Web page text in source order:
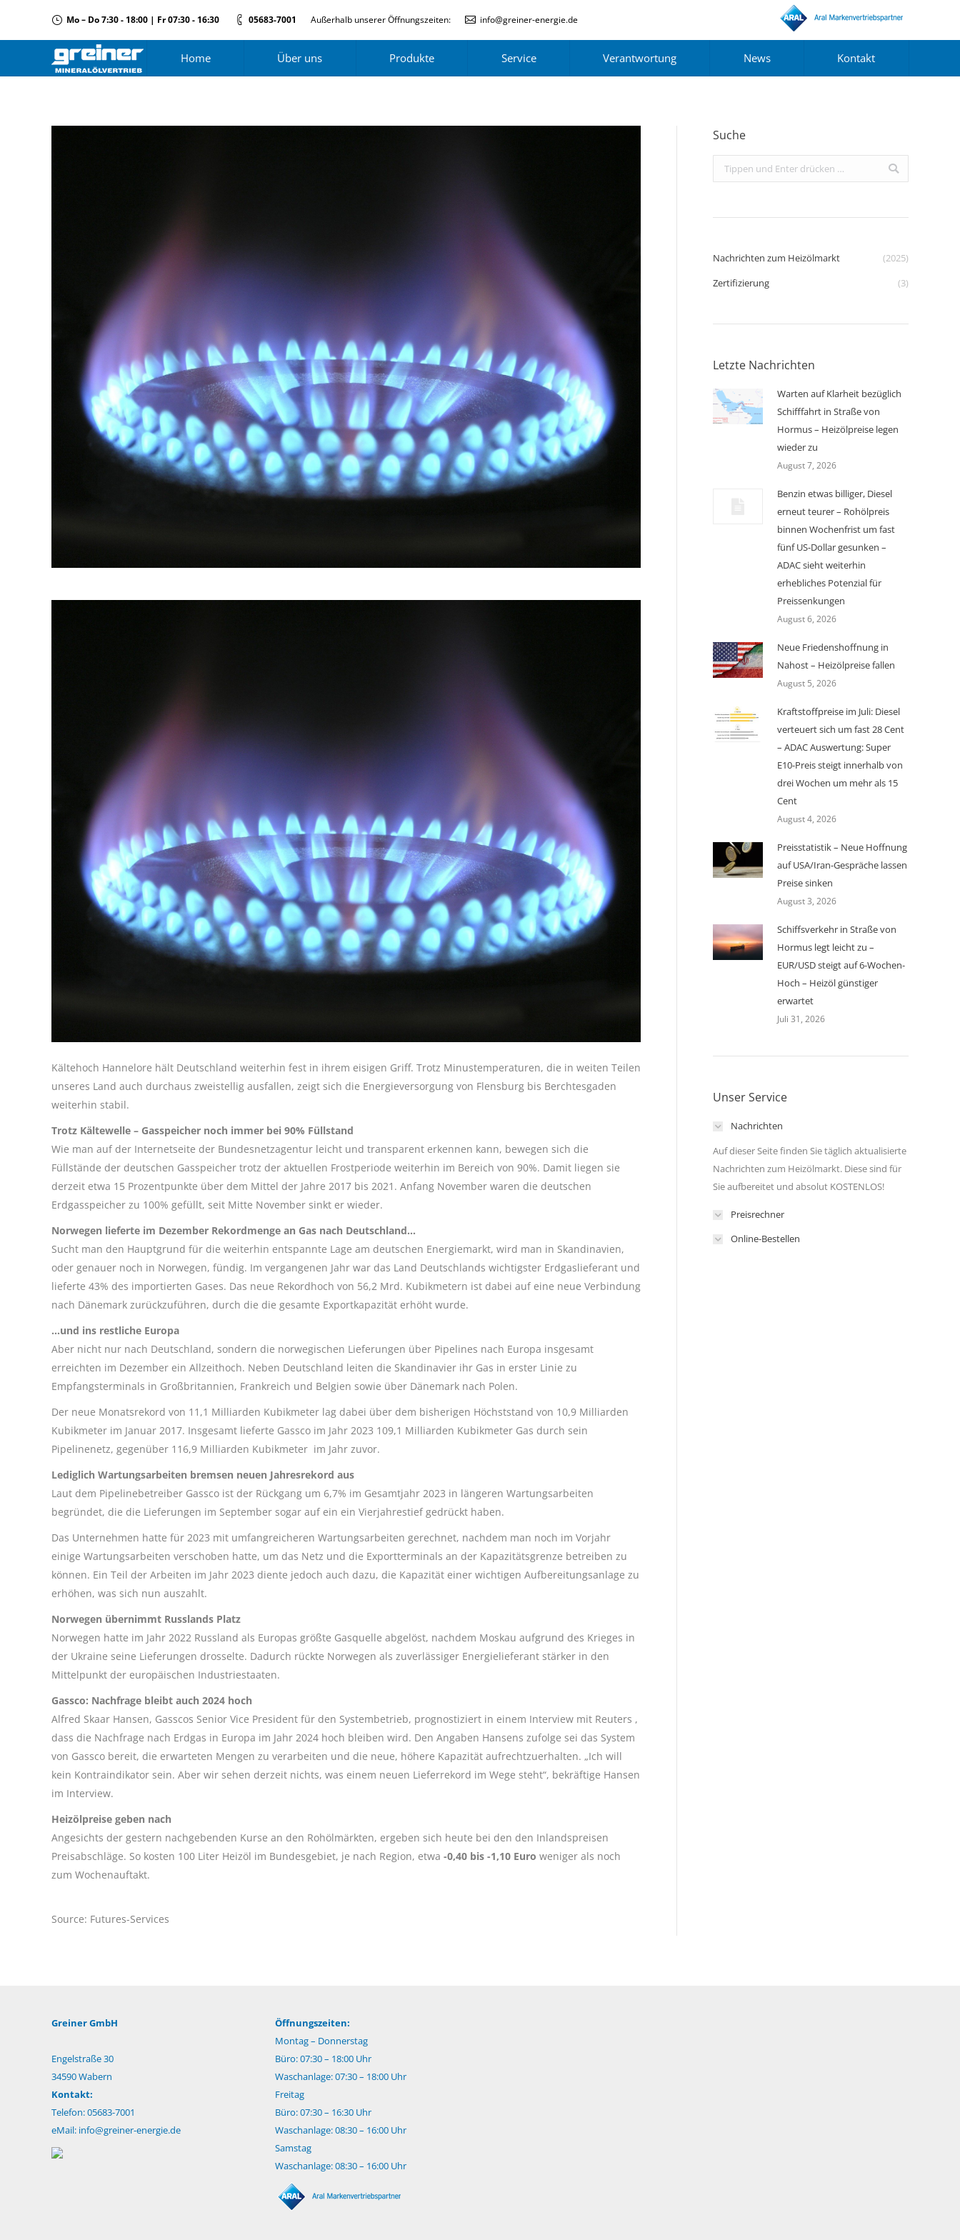
Mo – Do 7:30 - 18:00 | Fr 07:30 - 16:30 05683-7001 Außerhalb unserer Öffnungszeiten: info@greiner-energie.de
Home Über uns Produkte Service Verantwortung News Kontakt
Kältehoch Hannelore hält Deutschland weiterhin fest in ihrem eisigen Griff. Trotz Minustemperaturen, die in weiten Teilen
unseres Land auch durchaus zweistellig ausfallen, zeigt sich die Energieversorgung von Flensburg bis Berchtesgaden
weiterhin stabil.
Trotz Kältewelle – Gasspeicher noch immer bei 90% Füllstand
Wie man auf der Internetseite der Bundesnetzagentur leicht und transparent erkennen kann, bewegen sich die
Füllstände der deutschen Gasspeicher trotz der aktuellen Frostperiode weiterhin im Bereich von 90%. Damit liegen sie
derzeit etwa 15 Prozentpunkte über dem Mittel der Jahre 2017 bis 2021. Anfang November waren die deutschen
Erdgasspeicher zu 100% gefüllt, seit Mitte November sinkt er wieder.
Norwegen lieferte im Dezember Rekordmenge an Gas nach Deutschland…
Sucht man den Hauptgrund für die weiterhin entspannte Lage am deutschen Energiemarkt, wird man in Skandinavien,
oder genauer noch in Norwegen, fündig. Im vergangenen Jahr war das Land Deutschlands wichtigster Erdgaslieferant und
lieferte 43% des importierten Gases. Das neue Rekordhoch von 56,2 Mrd. Kubikmetern ist dabei auf eine neue Verbindung
nach Dänemark zurückzuführen, durch die die gesamte Exportkapazität erhöht wurde.
…und ins restliche Europa
Aber nicht nur nach Deutschland, sondern die norwegischen Lieferungen über Pipelines nach Europa insgesamt
erreichten im Dezember ein Allzeithoch. Neben Deutschland leiten die Skandinavier ihr Gas in erster Linie zu
Empfangsterminals in Großbritannien, Frankreich und Belgien sowie über Dänemark nach Polen.
Der neue Monatsrekord von 11,1 Milliarden Kubikmeter lag dabei über dem bisherigen Höchststand von 10,9 Milliarden
Kubikmeter im Januar 2017. Insgesamt lieferte Gassco im Jahr 2023 109,1 Milliarden Kubikmeter Gas durch sein
Pipelinenetz, gegenüber 116,9 Milliarden Kubikmeter im Jahr zuvor.
Lediglich Wartungsarbeiten bremsen neuen Jahresrekord aus
Laut dem Pipelinebetreiber Gassco ist der Rückgang um 6,7% im Gesamtjahr 2023 in längeren Wartungsarbeiten
begründet, die die Lieferungen im September sogar auf ein ein Vierjahrestief gedrückt haben.
Das Unternehmen hatte für 2023 mit umfangreicheren Wartungsarbeiten gerechnet, nachdem man noch im Vorjahr
einige Wartungsarbeiten verschoben hatte, um das Netz und die Exportterminals an der Kapazitätsgrenze betreiben zu
können. Ein Teil der Arbeiten im Jahr 2023 diente jedoch auch dazu, die Kapazität einer wichtigen Aufbereitungsanlage zu
erhöhen, was sich nun auszahlt.
Norwegen übernimmt Russlands Platz
Norwegen hatte im Jahr 2022 Russland als Europas größte Gasquelle abgelöst, nachdem Moskau aufgrund des Krieges in
der Ukraine seine Lieferungen drosselte. Dadurch rückte Norwegen als zuverlässiger Energielieferant stärker in den
Mittelpunkt der europäischen Industriestaaten.
Gassco: Nachfrage bleibt auch 2024 hoch
Alfred Skaar Hansen, Gasscos Senior Vice President für den Systembetrieb, prognostiziert in einem Interview mit Reuters ,
dass die Nachfrage nach Erdgas in Europa im Jahr 2024 hoch bleiben wird. Den Angaben Hansens zufolge sei das System
von Gassco bereit, die erwarteten Mengen zu verarbeiten und die neue, höhere Kapazität aufrechtzuerhalten. „Ich will
kein Kontraindikator sein. Aber wir sehen derzeit nichts, was einem neuen Lieferrekord im Wege steht“, bekräftige Hansen
im Interview.
Heizölpreise geben nach
Angesichts der gestern nachgebenden Kurse an den Rohölmärkten, ergeben sich heute bei den den Inlandspreisen
Preisabschläge. So kosten 100 Liter Heizöl im Bundesgebiet, je nach Region, etwa -0,40 bis -1,10 Euro weniger als noch
zum Wochenauftakt.
Source: Futures-Services
Suche
Search:
Nachrichten zum Heizölmarkt
(2025)
Zertifizierung
(3)
Letzte Nachrichten
Warten auf Klarheit bezüglich
Schifffahrt in Straße von
Hormus – Heizölpreise legen
wieder zu
August 7, 2026
Benzin etwas billiger, Diesel
erneut teurer – Rohölpreis
binnen Wochenfrist um fast
fünf US-Dollar gesunken –
ADAC sieht weiterhin
erhebliches Potenzial für
Preissenkungen
August 6, 2026
Neue Friedenshoffnung in
Nahost – Heizölpreise fallen
August 5, 2026
Kraftstoffpreise im Juli: Diesel
verteuert sich um fast 28 Cent
– ADAC Auswertung: Super
E10-Preis steigt innerhalb von
drei Wochen um mehr als 15
Cent
August 4, 2026
Preisstatistik – Neue Hoffnung
auf USA/Iran-Gespräche lassen
Preise sinken
August 3, 2026
Schiffsverkehr in Straße von
Hormus legt leicht zu –
EUR/USD steigt auf 6-Wochen-
Hoch – Heizöl günstiger
erwartet
Juli 31, 2026
Unser Service
Nachrichten
Auf dieser Seite finden Sie täglich aktualisierte
Nachrichten zum Heizölmarkt. Diese sind für
Sie aufbereitet und absolut KOSTENLOS!
Preisrechner
Online-Bestellen
Greiner GmbH
Engelstraße 30
34590 Wabern
Kontakt:
Telefon: 05683-7001
eMail: info@greiner-energie.de
Öffnungszeiten:
Montag – Donnerstag
Büro: 07:30 – 18:00 Uhr
Waschanlage: 07:30 – 18:00 Uhr
Freitag
Büro: 07:30 – 16:30 Uhr
Waschanlage: 08:30 – 16:00 Uhr
Samstag
Waschanlage: 08:30 – 16:00 Uhr